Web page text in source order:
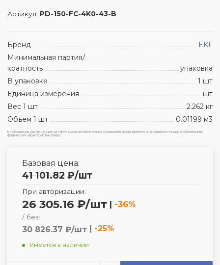
Артикул: PD-150-FC-4K0-43-B
Бренд
EKF
Минимальная партия/
кратность
упаковка
В упаковке
1 шт
Единица измерения
шт
Вес 1 шт
2.262 кг
Объем 1 шт
0.01199 м3
Изображения, размещенные на сайте, носят исключительно ознакомительный характер и не являются точным отображением
фактических характеристик товара.
Базовая цена:
41 101.82 ₽/шт
При авторизации:
26 305.16 ₽/шт | -36%
/ без:
30 826.37 ₽/шт | -25%
Имеется в наличии